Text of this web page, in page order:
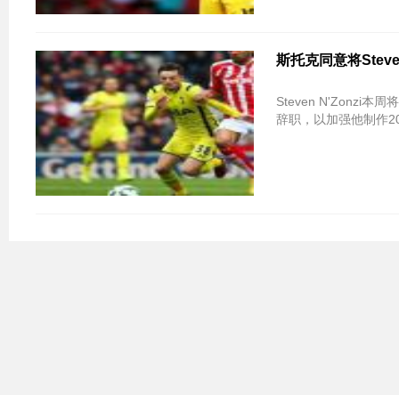
斯托克同意将
Steven N'Zonzi本周
辞职，以加强他制作